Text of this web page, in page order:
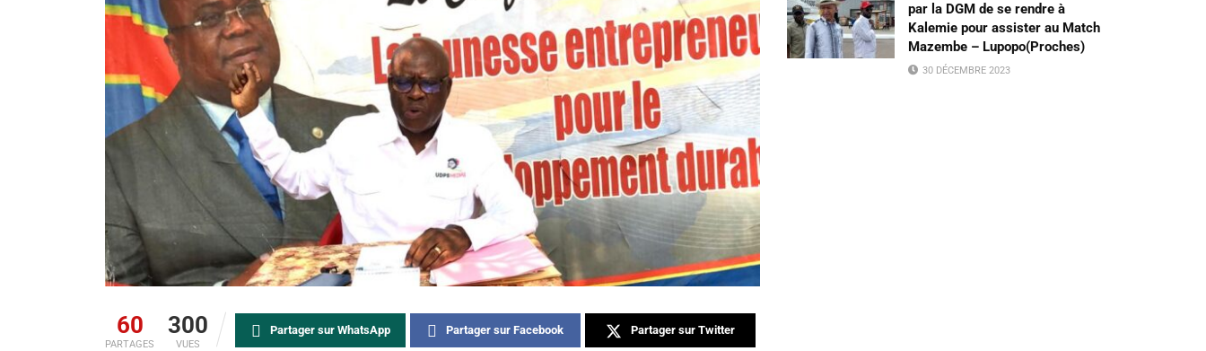
60
PARTAGES
300
VUES
Partager sur WhatsApp Partager sur Facebook Partager sur Twitter
par la DGM de se rendre à
Kalemie pour assister au Match
Mazembe – Lupopo(Proches)
30 DÉCEMBRE 2023